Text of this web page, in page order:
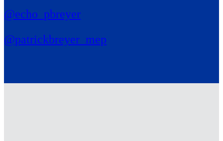
@echo_pbreyer
@patrickbreyer_mep